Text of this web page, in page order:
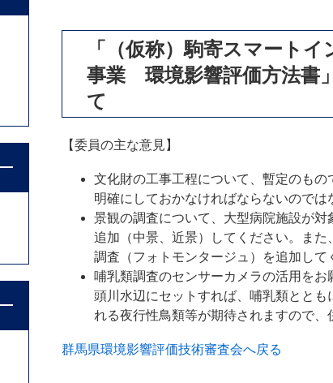
「（仮称）駒寄スマート
事業 環境影響評価方法書
て
【委員の主な意見】
文化財の工事工程について、暫定のも
明確にしておかなければならないのでは
景観の調査について、大型病院施設が
追加（中景、近景）してください。ま
調査（フォトモンタージュ）を追加して
哺乳類調査のセンサーカメラの活用を
頭川水辺にセットすれば、哺乳類とと
れる夜行性鳥類等が期待されますので、
群馬県環境影響評価技術審査会へ戻る